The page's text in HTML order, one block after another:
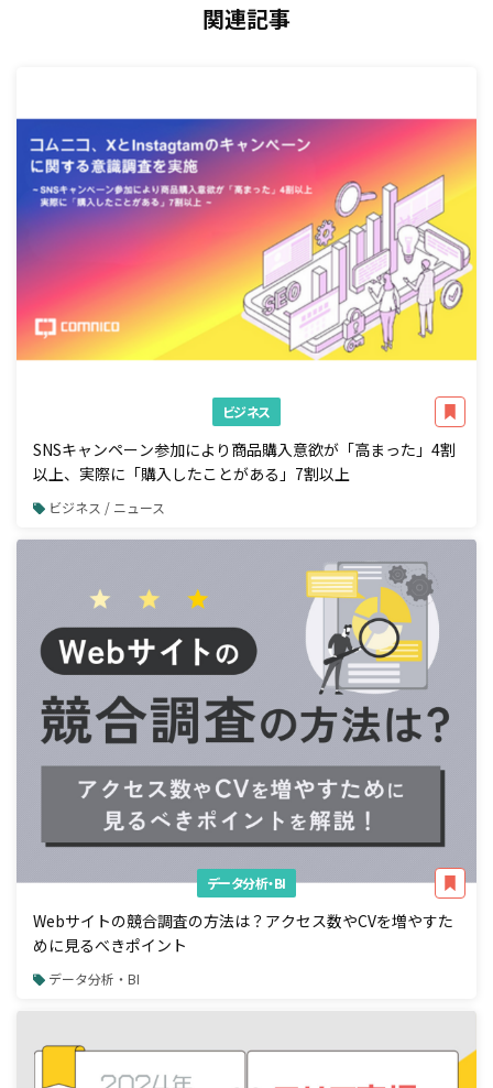
関連記事
ビジネス
SNSキャンペーン参加により商品購入意欲が「高まった」4割
以上、実際に「購入したことがある」7割以上
ビジネス / ニュース
データ分析・BI
Webサイトの競合調査の方法は？アクセス数やCVを増やすた
めに見るべきポイント
データ分析・BI